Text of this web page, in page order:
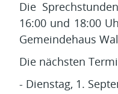
Die
16:00 und 18:00
Gemeindehaus
Die nächsten
- Dienstag, 1.